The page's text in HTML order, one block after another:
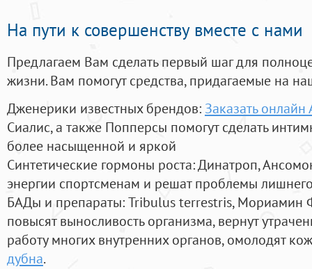
На пути к совершенству вместе с нами
Предлагаем Вам сделать первый шаг для
жизни. Вам помогут средства, придагаемые на
Дженерики известных брендов: Заказать
Сиалис, а также Попперсы помогут сделать
более насыщенной и яркой
Синтетические гормоны роста: Динатроп,
энергии спортсменам и решат проблемы
БАДы и препараты:Tribulus terrestris, Мориамин
повысят выносливость организма, вернут
работу многих внутренних органов, омолодят
дубна.